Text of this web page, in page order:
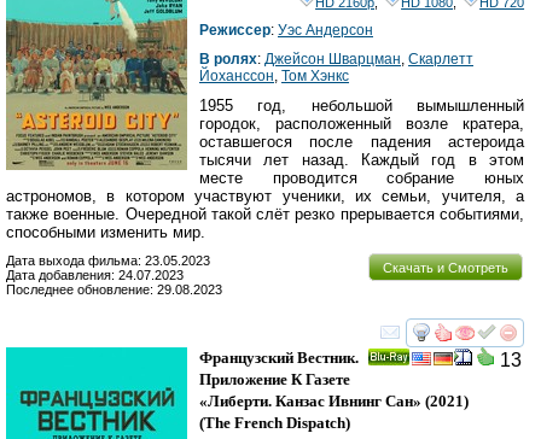
Режиссер: Уэс Андерсон
В ролях: Джейсон Шварцман Скарлетт
Йоханссон Том Хэнкс
1955 год, небольшой вымышленный
городок, расположенный возле кратера,
оставшегося после падения астероида
тысячи лет назад. Каждый год в этом
месте проводится собрание юных
астрономов, в котором участвуют ученики, их семьи, учителя, а
также военные. Очередной такой слёт резко прерывается событиями,
способными изменить мир.
Скачать и Смотреть
Дата выхода фильма: 23.05.2023
Дата добавления: 24.07.2023
Последнее обновление: 29.08.2023
смотреть
13
Французский Вестник.
Приложение К Газете
«Либерти. Канзас Ивнинг Сан» (2021)
(The French Dispatch)